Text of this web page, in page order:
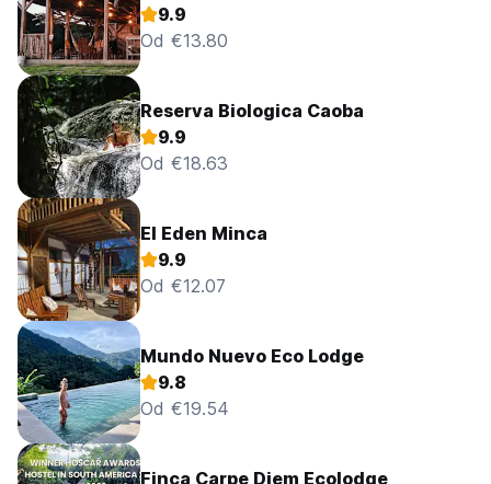
9.9
Od €13.80
Reserva Biologica Caoba
9.9
Od €18.63
El Eden Minca
9.9
Od €12.07
Mundo Nuevo Eco Lodge
9.8
Od €19.54
Finca Carpe Diem Ecolodge